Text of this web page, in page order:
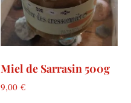
Miel de Sarrasin 500g
9,00€